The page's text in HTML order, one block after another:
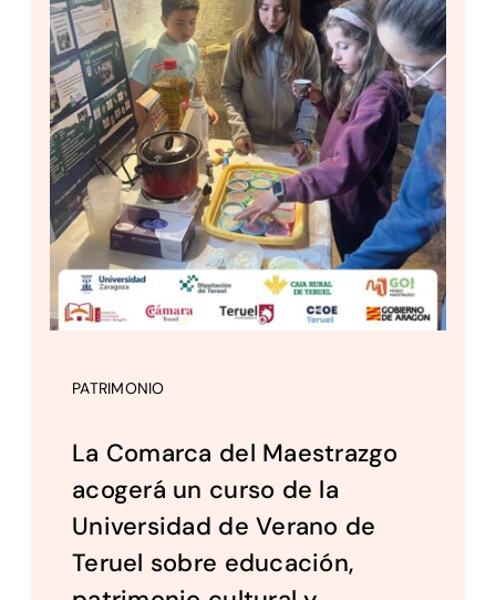
PATRIMONIO
La Comarca del Maestrazgo
acogerá un curso de la
Universidad de Verano de
Teruel sobre educación,